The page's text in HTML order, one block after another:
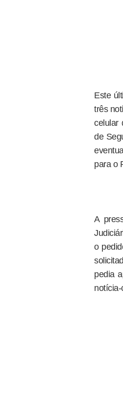
Este
três
celular
de
para o
A
o
pedia